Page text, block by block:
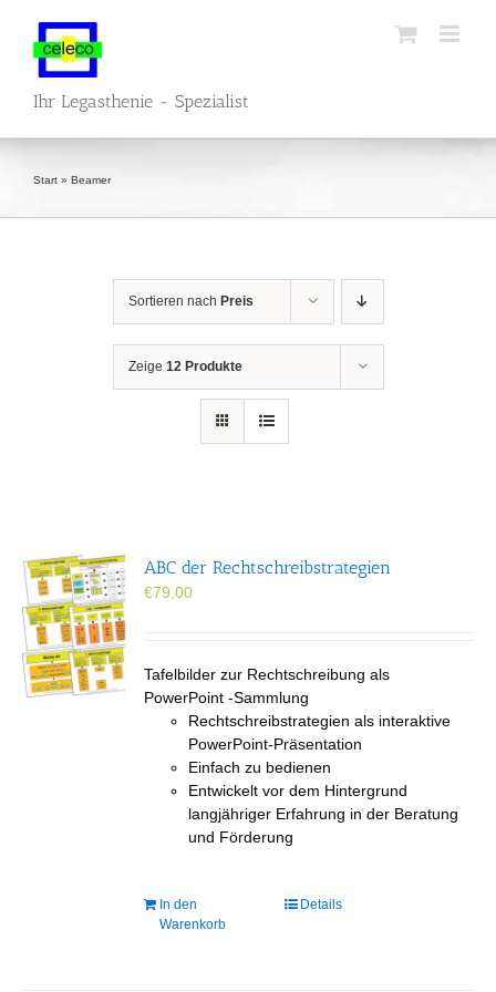
springen
Ihr Legasthenie - Spezialist
Start » Beamer
Sortieren nach Preis
Zeige 12 Produkte
ABC der Rechtschreibstrategien
€79,00
Tafelbilder zur Rechtschreibung als
PowerPoint -Sammlung
Rechtschreibstrategien als interaktive
PowerPoint-Präsentation
Einfach zu bedienen
Entwickelt vor dem Hintergrund
langjähriger Erfahrung in der Beratung
und Förderung
In den
Warenkorb
Details